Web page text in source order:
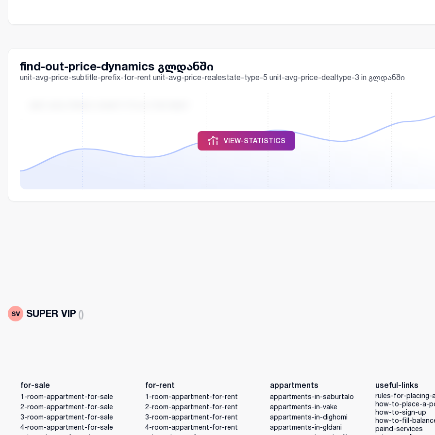
find-out-price-dynamics გლდანში
unit-avg-price-subtitle-prefix-for-rent unit-avg-price-realestate-type-5 unit-avg-price-dealtype-3 in გლდანში
UNIT-AVG-PRICE-CHART-TITLE-FOR-RENT
VIEW-STATISTICS
SUPER VIP ()
for-sale
1-room-appartment-for-sale
2-room-appartment-for-sale
3-room-appartment-for-sale
4-room-appartment-for-sale
for-rent
1-room-appartment-for-rent
2-room-appartment-for-rent
3-room-appartment-for-rent
4-room-appartment-for-rent
appartments
appartments-in-saburtalo
appartments-in-vake
appartments-in-dighomi
appartments-in-gldani
useful-links
rules-for-placing-
how-to-place-a-
how-to-sign-up
how-to-fill-
paind-services